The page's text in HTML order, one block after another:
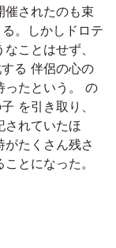
催されたのも束
。しかしドロテ
ことはせず、
る 伴侶の心の
ったという。 の
を引き取り、
されていたほ
たくさん残さ
とになった。